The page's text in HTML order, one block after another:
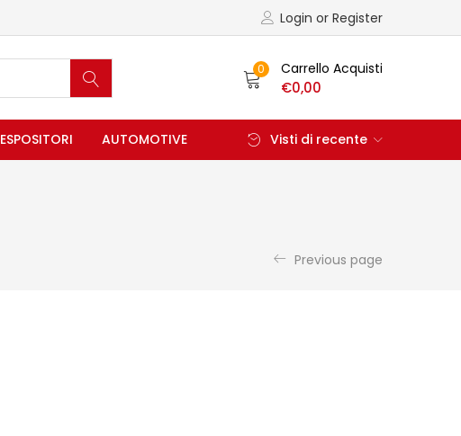
Login or Register
0 Carrello Acquisti
€0,00
ESPOSITORI AUTOMOTIVE Visti di recente
Previous page